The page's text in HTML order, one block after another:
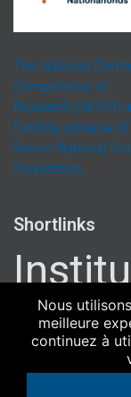
The National
Competence in
Research (NCCR)
funding scheme
Swiss National
Foundation.
Shortlinks
Uni Bern
Uni Zürich
Université de
Nous
meilleure
continuez à